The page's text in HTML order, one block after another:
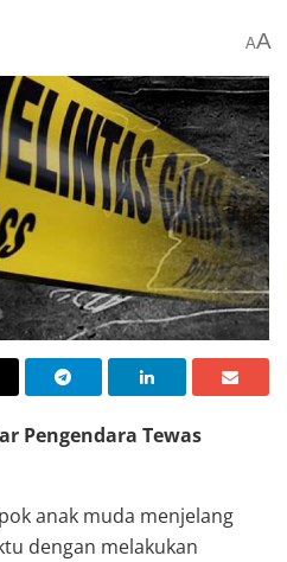
AA
Pengendara Tewas
anak muda menjelang
dengan melakukan